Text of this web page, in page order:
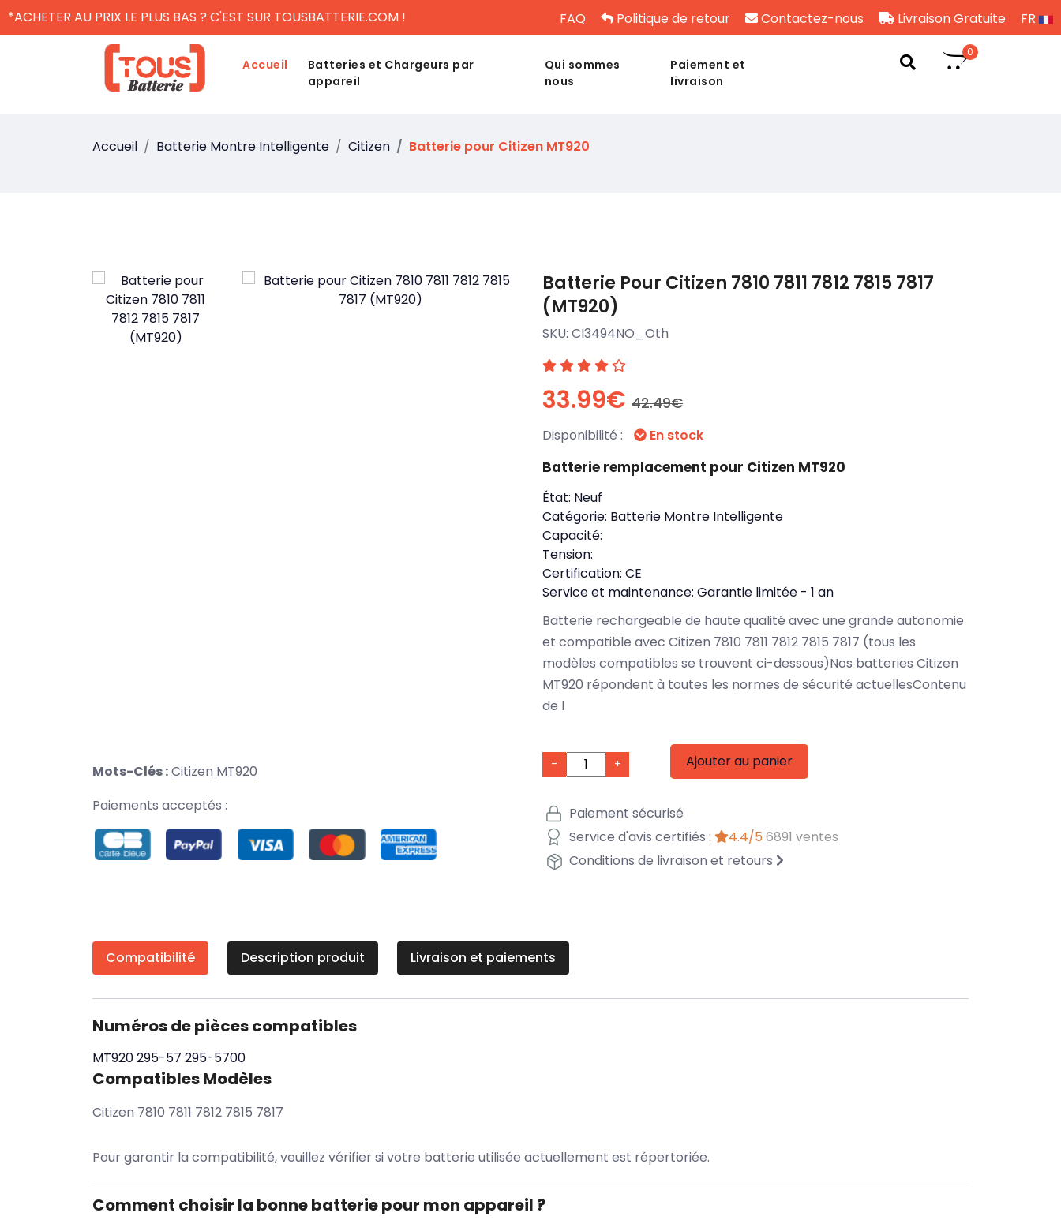
*ACHETER AU PRIX LE PLUS BAS ? C'EST SUR TOUSBATTERIE.COM ! FAQ Politique de retour Contactez-nous Livraison Gratuite FR
Accueil
Batteries et Chargeurs par
appareil
Qui sommes
nous
Paiement et
livraison
0
Accueil Batterie Montre Intelligente Citizen Batterie pour Citizen MT920
Mots-Clés :Citizen MT920
Paiements acceptés :
Batterie Pour Citizen 7810 7811 7812 7815 7817
(MT920)
SKU: CI3494NO_Oth
33.99€ 42.49€
Disponibilité : En stock
Batterie remplacement pour Citizen MT920
État: Neuf
Catégorie: Batterie Montre Intelligente
Capacité:
Tension:
Certification: CE
Service et maintenance: Garantie limitée - 1 an
Batterie rechargeable de haute qualité avec une grande autonomie
et compatible avec Citizen 7810 7811 7812 7815 7817 (tous les
modèles compatibles se trouvent ci-dessous)Nos batteries Citizen
MT920 répondent à toutes les normes de sécurité actuellesContenu
de l
- + Ajouter au panier
Paiement sécurisé
Service d'avis certifiés :
4.4/5 6891 ventes
Conditions de livraison et retours
Compatibilité Description produit Livraison et paiements
Numéros de pièces compatibles
MT920295-57 295-5700
Compatibles Modèles
Citizen 7810 7811 7812 7815 7817
Pour garantir la compatibilité, veuillez vérifier si votre batterie utilisée actuellement est répertoriée.
Comment choisir la bonne batterie pour mon appareil ?